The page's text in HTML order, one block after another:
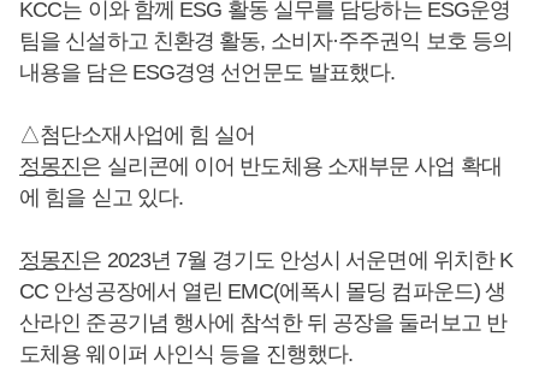
KCC는 이와 함께 ESG 활동 실무를 담당하는 ESG운영
팀을 신설하고 친환경 활동, 소비자·주주권익 보호 등의
내용을 담은 ESG경영 선언문도 발표했다.
△첨단소재사업에 힘 실어
정몽진은 실리콘에 이어 반도체용 소재부문 사업 확대
에 힘을 싣고 있다.
정몽진은 2023년 7월 경기도 안성시 서운면에 위치한 K
CC 안성공장에서 열린 EMC(에폭시 몰딩 컴파운드) 생
산라인 준공기념 행사에 참석한 뒤 공장을 둘러보고 반
도체용 웨이퍼 사인식 등을 진행했다.